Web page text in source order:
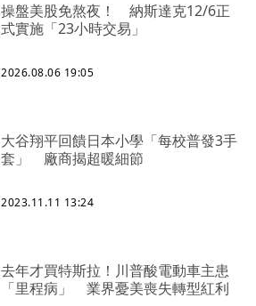
操盤美股免熬夜！ 納斯達克12/6正
式實施「23小時交易」
2026.08.06 19:05
大谷翔平回饋日本小學「每校普發3手
套」 廠商揭超暖細節
2023.11.11 13:24
去年才買特斯拉！川普酸電動車主患
「里程病」 業界憂美喪失轉型紅利